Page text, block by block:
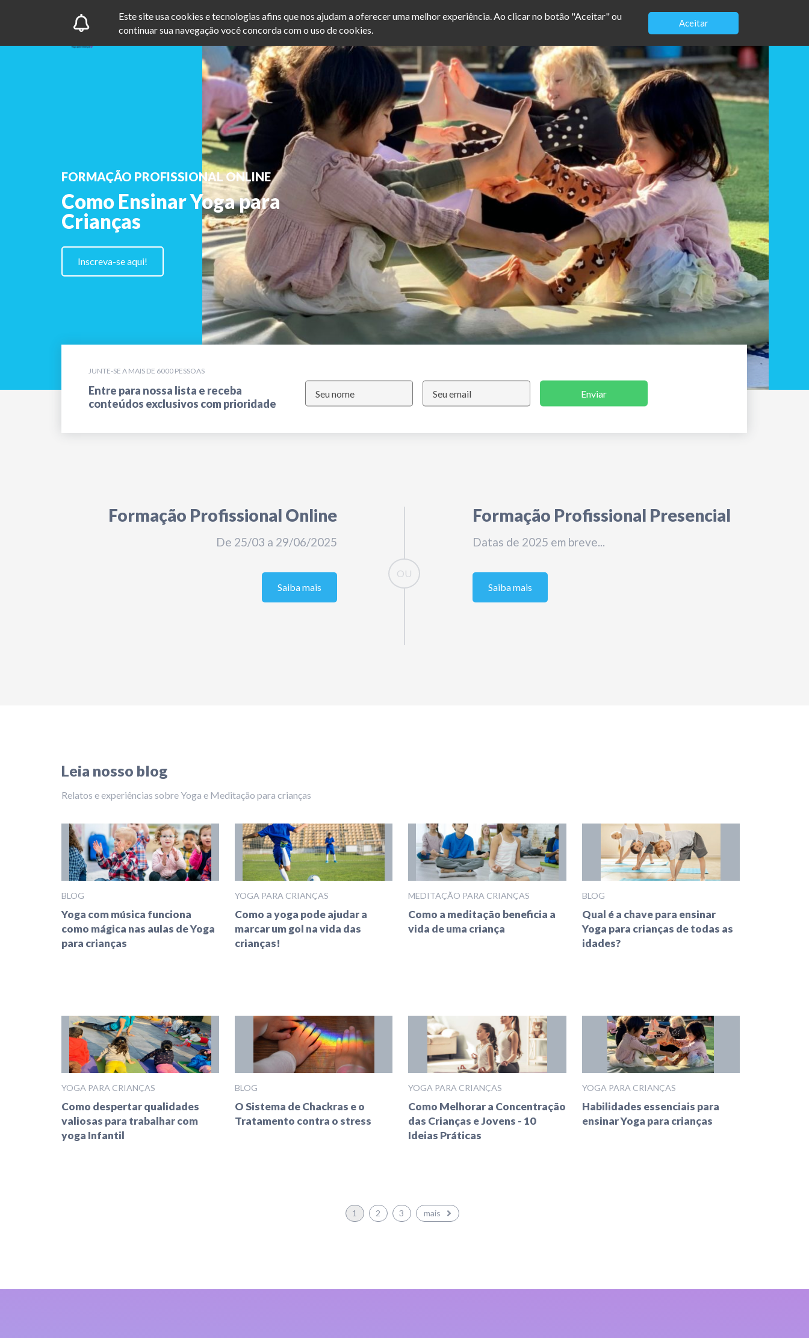
Este site usa cookies e tecnologias afins que nos ajudam a oferecer uma melhor experiência. Ao clicar no botão "Aceitar" ou
continuar sua navegação você concorda com o uso de cookies.
Aceitar
INÍCIO BLOG CONTATO
FORMAÇÃO PROFISSIONAL ONLINE
Como Ensinar Yoga para
Crianças
Inscreva-se aqui!
JUNTE-SE A MAIS DE 6000 PESSOAS
Entre para nossa lista e receba
conteúdos exclusivos com prioridade
Enviar
Formação Profissional Online
De 25/03 a 29/06/2025
Saiba mais
Formação Profissional Presencial
Datas de 2025 em breve...
Saiba mais
Leia nosso blog
Relatos e experiências sobre Yoga e Meditação para crianças
BLOG
Yoga com música funciona
como mágica nas aulas de Yoga
para crianças
YOGA PARA CRIANÇAS
Como a yoga pode ajudar a
marcar um gol na vida das
crianças!
MEDITAÇÃO PARA CRIANÇAS
Como a meditação beneficia a
vida de uma criança
BLOG
Qual é a chave para ensinar
Yoga para crianças de todas as
idades?
YOGA PARA CRIANÇAS
Como despertar qualidades
valiosas para trabalhar com
yoga Infantil
BLOG
O Sistema de Chackras e o
Tratamento contra o stress
YOGA PARA CRIANÇAS
Como Melhorar a Concentração
das Crianças e Jovens - 10
Ideias Práticas
YOGA PARA CRIANÇAS
Habilidades essenciais para
ensinar Yoga para crianças
1 2 3 mais